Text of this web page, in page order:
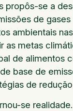
propôs-se a
de
ambientais
as metas
de alimentos
base de
de
se